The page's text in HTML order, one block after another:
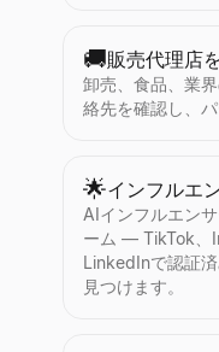
🚚販売代理店
卸売、食品、業
絡先を確認し、
🌟インフルエ
AIインフルエン
ーム — TikTok、
LinkedInで認証
見つけます。